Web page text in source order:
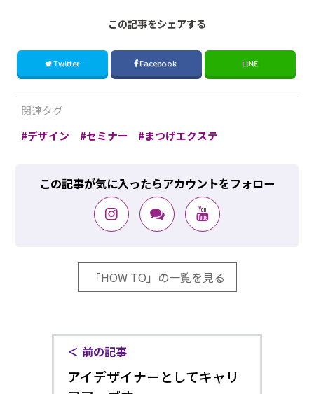
この記事をシェアする
Twitter Facebook LINE
関連タグ
デザイン
セミナー まつげエクステ
この記事が気に入ったらアカウントをフォロー
「HOW TO」の一覧を見る
前の記事
アイデザイナーとしてキャリ